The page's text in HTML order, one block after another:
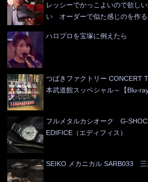
レッシーでかっこよいので欲し
い オーダーで似た感じのを作
ハロプロを宝塚に例えたら
つばきファクトリー CONCERT
本武道館スッペシャル～【Blu-ray
フルメタルカシオーク G-
EDIFICE（エディフィス）
SEIKO メカニカル SARB033 三